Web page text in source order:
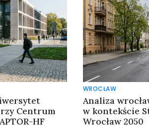
Centrum
HF
WROCŁAW
Analiza
w kontekście
Wrocław 2050